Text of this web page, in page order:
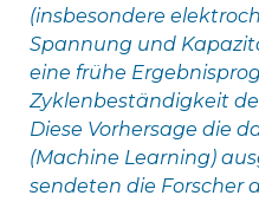
(insbesondere
Spannung und
eine frühe
Zyklenbeständigkeit
Diese Vorhersage die
(Machine Learning)
sendeten die Forscher